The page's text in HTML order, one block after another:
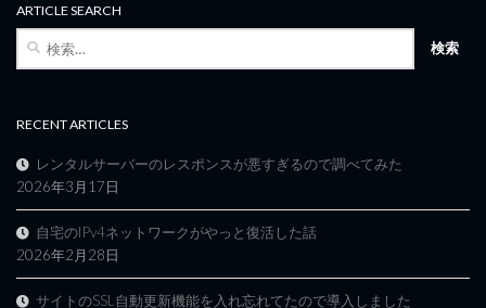
ARTICLE SEARCH
RECENT ARTICLES
レンタルサーバーのレスポンスが悪すぎるので調べてみた
2026年3月17日
自宅のIPv4ネットワークがやっと復活した話
2026年2月28日
サイトのSSL自動更新機能を入れ忘れてたので導入しました